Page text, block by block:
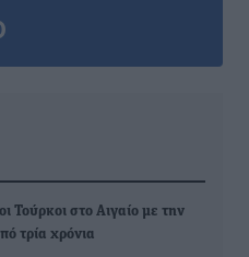
Τούρκοι στο Αιγαίο με την
τρία χρόνια